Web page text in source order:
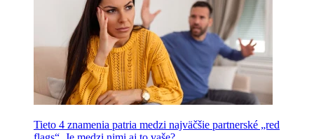
Tieto 4 znamenia patria medzi najväčšie partnerské „red